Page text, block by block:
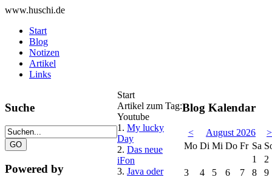
www.huschi.de
Start
Blog
Notizen
Artikel
Links
Suche
Powered by
Start
Artikel zum Tag:
Youtube
1. My lucky
Day
2. Das neue
iFon
3. Java oder
Blog Kalendar
< August 2026
>
Mo Di Mi Do Fr Sa
1
2
3
4 5 6 7 8
9